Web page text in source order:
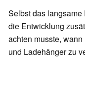
Selbst das
die Entwicklung
achten musste,
und Ladehänger zu